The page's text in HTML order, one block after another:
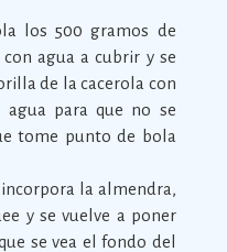
los 500 gramos de
agua a cubrir y se
de la cacerola con
para que no se
tome punto de bola
la almendra,
y se vuelve a poner
se vea el fondo del